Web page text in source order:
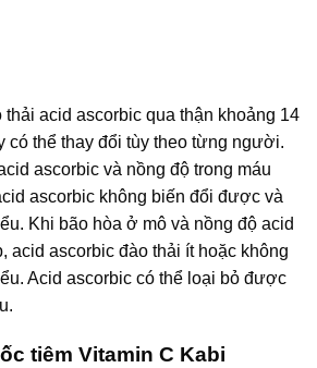
acid ascorbic qua thận khoảng 14
có thể thay đổi tùy theo từng người.
ascorbic và nồng độ trong máu
ascorbic không biến đổi được và
Khi bão hòa ở mô và nồng độ acid
acid ascorbic đào thải ít hoặc không
Acid ascorbic có thể loại bỏ được
tiêm Vitamin C Kabi